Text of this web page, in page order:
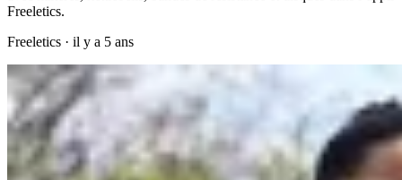
Freeletics.
Freeletics · il y a 5 ans